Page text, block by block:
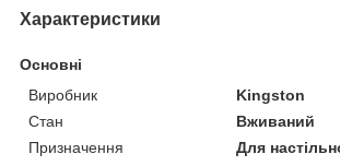
Характеристики
Основні
Виробник
Kingston
Стан
Вживаний
Призначення
Для